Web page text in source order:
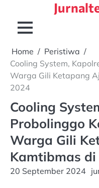
content
Home
Peristiwa
Cooling System,
Warga Gili Ketapang
2024
Cooling
Probolinggo
Warga Gili
Kamtibmas
20 September 2024